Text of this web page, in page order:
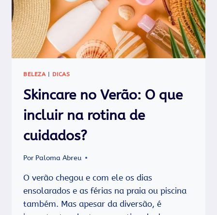
BELEZA| DICAS
Skincare no Verão: O que
incluir na rotina de
cuidados?
Por Paloma Abreu
O verão chegou e com ele os dias
ensolarados e as férias na praia ou piscina
também. Mas apesar da diversão, é